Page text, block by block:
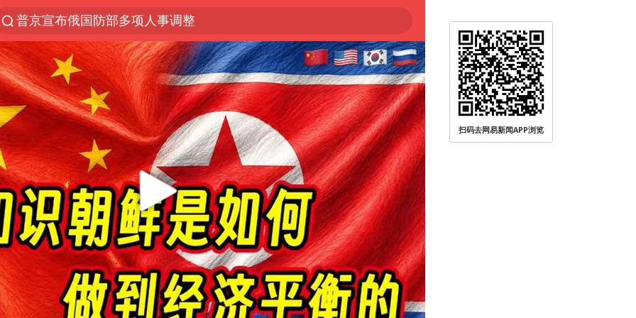
普京宣布俄国防部多项人事调整
服务提质，内需扩容有保障
公职人员被举报在职校开餐厅超市
《给阿嬷的情书》在越南首映
反制美国！中方公布5项措施
嘲讽周星驰无儿女没朋友 李修贤道歉
华为新款折叠屏电脑24999元起
长安航空通报旅客所带充电宝自燃：航班备降武汉，无人员受伤
你常吃的兰州拉面要改名了
“煎饼叔叔”张建武离世
一枚俄导弹都没击落 泽连斯基发声
扫码去网易新闻APP浏览